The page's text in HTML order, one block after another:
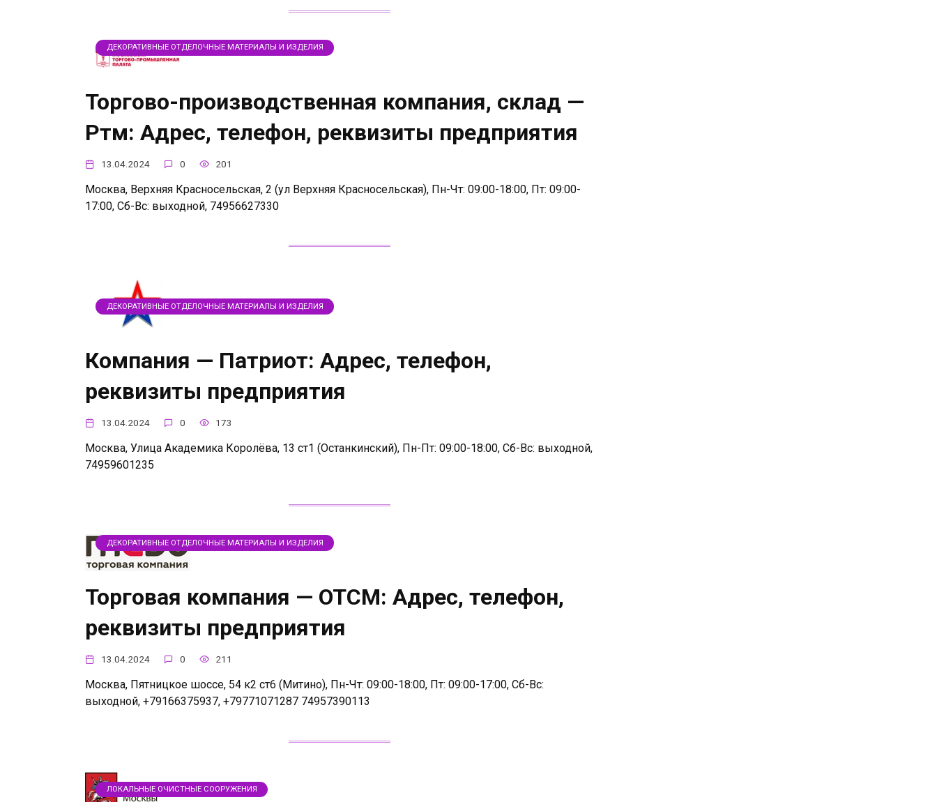
ДЕКОРАТИВНЫЕ ОТДЕЛОЧНЫЕ МАТЕРИАЛЫ И ИЗДЕЛИЯ
Торгово-производственная компания, склад —
Ртм: Адрес, телефон, реквизиты предприятия
13.04.2024 0 201
Москва, Верхняя Красносельская, 2 (ул Верхняя Красносельская), Пн-Чт: 09:00-18:00, Пт: 09:00-
17:00, Сб-Вс: выходной, 74956627330
ДЕКОРАТИВНЫЕ ОТДЕЛОЧНЫЕ МАТЕРИАЛЫ И ИЗДЕЛИЯ
Компания — Патриот: Адрес, телефон,
реквизиты предприятия
13.04.2024 0 173
Москва, Улица Академика Королёва, 13 ст1 (Останкинский), Пн-Пт: 09:00-18:00, Сб-Вс: выходной,
74959601235
ДЕКОРАТИВНЫЕ ОТДЕЛОЧНЫЕ МАТЕРИАЛЫ И ИЗДЕЛИЯ
Торговая компания — ОТСМ: Адрес, телефон,
реквизиты предприятия
13.04.2024 0 211
Москва, Пятницкое шоссе, 54 к2 ст6 (Митино), Пн-Чт: 09:00-18:00, Пт: 09:00-17:00, Сб-Вс:
выходной, +79166375937, +79771071287 74957390113
ЛОКАЛЬНЫЕ ОЧИСТНЫЕ СООРУЖЕНИЯ